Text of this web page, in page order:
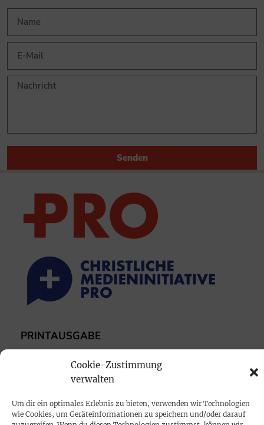
Cookie-Zustimmung
verwalten
Um dir ein optimales Erlebnis zu bieten, verwenden wir Technologien
wie Cookies, um Geräteinformationen zu speichern und/oder darauf
Senden
PRINTAUSGABE
Impressum